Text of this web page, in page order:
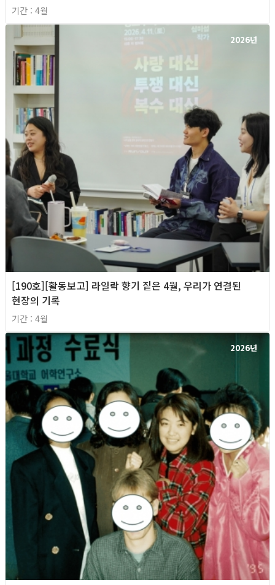
기간 : 4월
2026년
[190호][활동보고] 라일락 향기 짙은 4월, 우리가 연결된
현장의 기록
기간 : 4월
2026년